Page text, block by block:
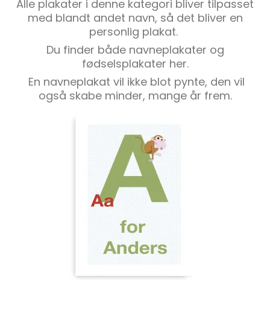
Alle plakater i denne kategori bliver tilpasset
med blandt andet navn, så det bliver en
personlig plakat.
Du finder både navneplakater og
fødselsplakater her.
En navneplakat vil ikke blot pynte, den vil
også skabe minder, mange år frem.